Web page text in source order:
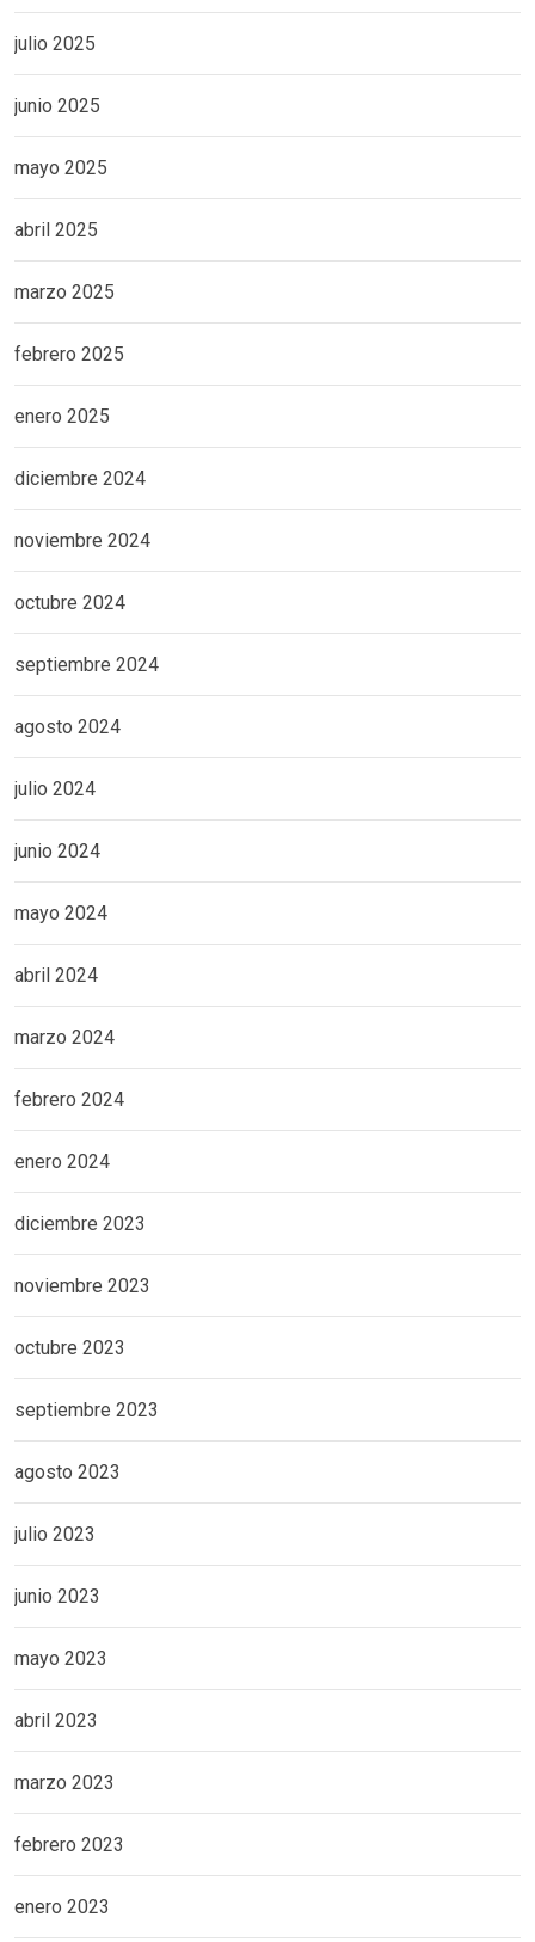
julio 2025
junio 2025
mayo 2025
abril 2025
marzo 2025
febrero 2025
enero 2025
diciembre 2024
noviembre 2024
octubre 2024
septiembre 2024
agosto 2024
julio 2024
junio 2024
mayo 2024
abril 2024
marzo 2024
febrero 2024
enero 2024
diciembre 2023
noviembre 2023
octubre 2023
septiembre 2023
agosto 2023
julio 2023
junio 2023
mayo 2023
abril 2023
marzo 2023
febrero 2023
enero 2023